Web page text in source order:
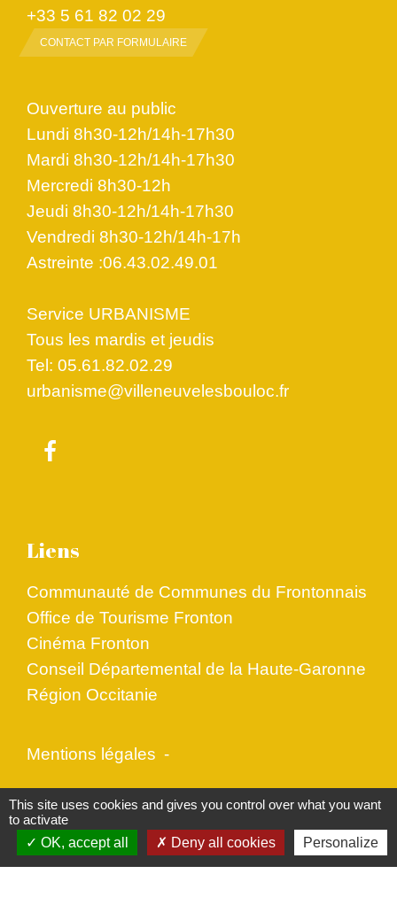
+33 5 61 82 02 29
CONTACT PAR FORMULAIRE
Ouverture au public
Lundi 8h30-12h/14h-17h30
Mardi 8h30-12h/14h-17h30
Mercredi 8h30-12h
Jeudi 8h30-12h/14h-17h30
Vendredi 8h30-12h/14h-17h
Astreinte :06.43.02.49.01
Service URBANISME
Tous les mardis et jeudis
Tel: 05.61.82.02.29
urbanisme@villeneuvelesbouloc.fr
Liens
Communauté de Communes du Frontonnais
Office de Tourisme Fronton
Cinéma Fronton
Conseil Départemental de la Haute-Garonne
Région Occitanie
Mentions légales -
Politique de confidentialité - Accessibilité -
Plan du site - Gestion des cookies
This site uses cookies and gives you control over what you want
to activate
OK, accept all
Deny all cookies Personalize